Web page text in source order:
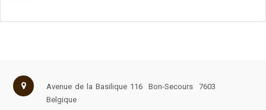
Avenue de la Basilique 116 Bon-Secours
7603
Belgique